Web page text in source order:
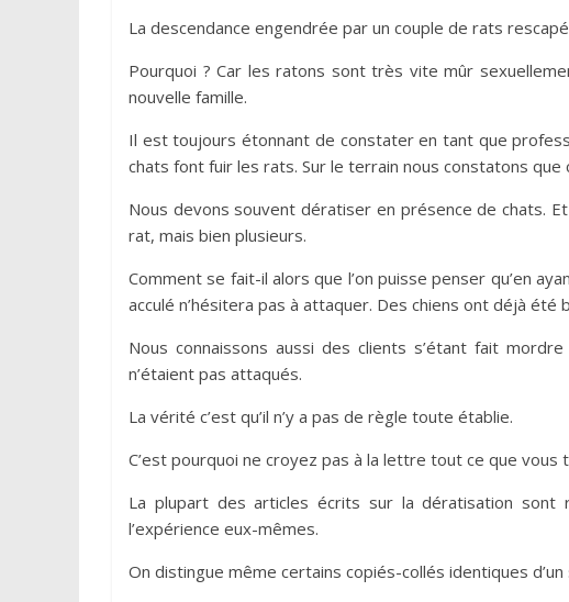
La descendance engendrée par un couple de rats
Pourquoi ? Car les ratons sont très vite mûr
nouvelle famille.
Il est toujours étonnant de constater en tant que
chats font fuir les rats. Sur le terrain nous constatons
Nous devons souvent dératiser en présence de chats. Et
rat, mais bien plusieurs.
Comment se fait-il alors que l’on puisse penser qu’en
acculé n’hésitera pas à attaquer. Des chiens ont déjà été
Nous connaissons aussi des clients s’étant fait
n’étaient pas attaqués.
La vérité c’est qu’il n’y a pas de règle toute établie.
C’est pourquoi ne croyez pas à la lettre tout ce que vous
La plupart des articles écrits sur la dératisation sont
l’expérience eux-mêmes.
On distingue même certains copiés-collés identiques d’un